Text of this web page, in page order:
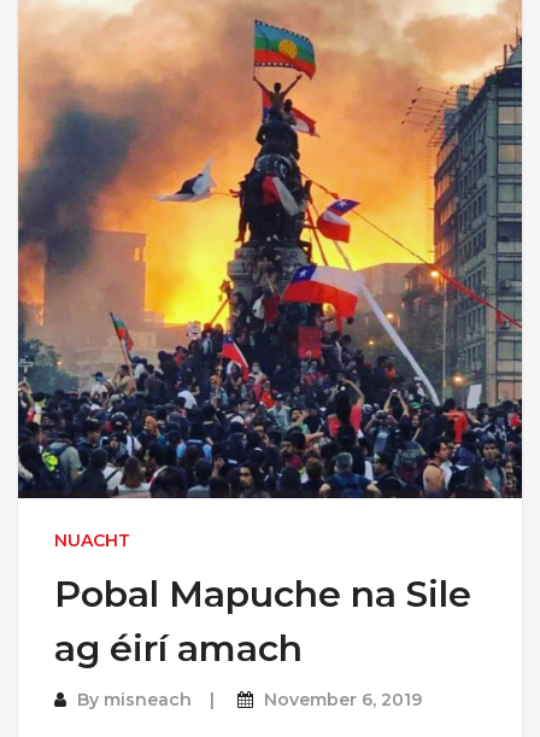
NUACHT
Pobal Mapuche na Sile
ag éirí amach
By misneach November 6, 2019